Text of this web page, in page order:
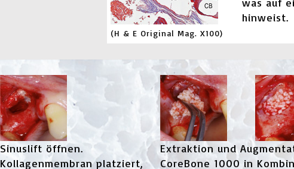
hinweist.
(H & E Original Mag. X100)
Sinuslift öffnen.
Kollagenmembran platziert,
Extraktion und
CoreBone 1000 in